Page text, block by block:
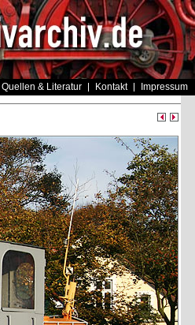
Quellen & Literatur Kontakt Impressum